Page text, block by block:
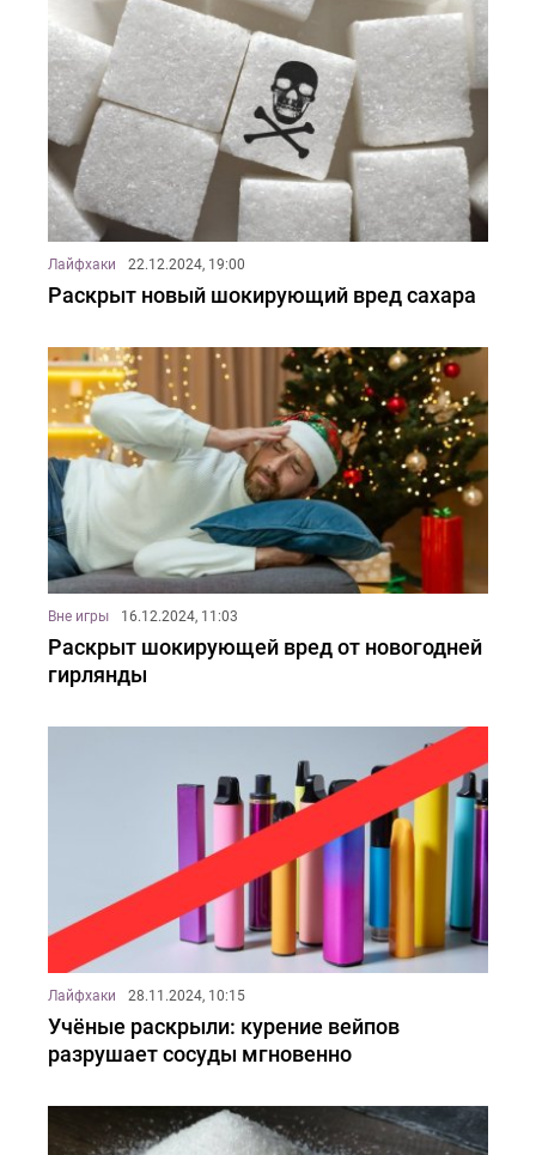
Лайфхаки 22.12.2024, 19:00
Раскрыт новый шокирующий вред сахара
Вне игры 16.12.2024, 11:03
Раскрыт шокирующей вред от новогодней
гирлянды
Лайфхаки 28.11.2024, 10:15
Учёные раскрыли: курение вейпов
разрушает сосуды мгновенно